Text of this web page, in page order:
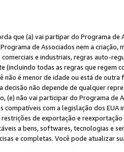
que (a) vai partipar do Programa
de Associados nem a
comerciais e industriais, regras auto-
(incluindo todas as regras que regem
não é menor de idade ou está de
decisão não depende de qualquer
(e) não vai participar do Programa
compatíveis com a legislação dos
de exportação e
a bens, softwares, tecnologias e
e completas. Você pode atualizar